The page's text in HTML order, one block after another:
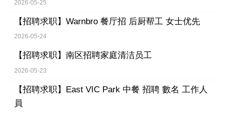
2026-05-25
【招聘求职】 Warnbro 餐厅招 后厨帮工 女士优先
2026-05-24
【招聘求职】 南区招聘家庭清洁员工
2026-05-23
【招聘求职】 East VIC Park 中餐 招聘 數名 工作人
員